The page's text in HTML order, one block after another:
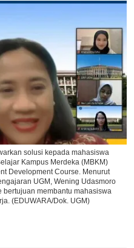
di:
solusi kepada mahasiswa
Kampus Merdeka (MBKM)
Development Course. Menurut
UGM, Wening Udasmoro
bertujuan membantu mahasiswa
(EDUWARA/Dok. UGM)